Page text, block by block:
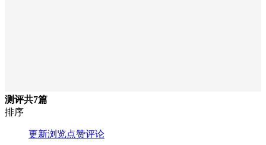
测评共7篇
排序
更新浏览点赞评论